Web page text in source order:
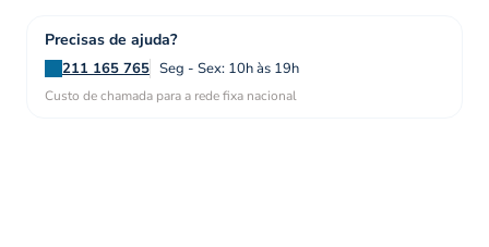
Precisas de ajuda?
211 165 765 Seg - Sex: 10h às 19h
Custo de chamada para a rede fixa nacional